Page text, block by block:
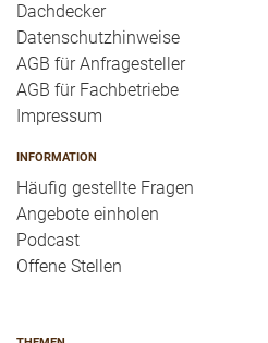
Dachdecker
Datenschutzhinweise
AGB für Anfragesteller
AGB für Fachbetriebe
Impressum
INFORMATION
Häufig gestellte Fragen
Angebote einholen
Podcast
Offene Stellen